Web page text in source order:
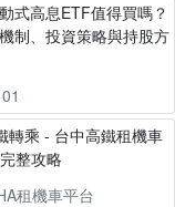
式高息ETF值得買嗎？
制、投資策略與持股方
轉乘 - 台中高鐵租機車
整攻略
租機車平台